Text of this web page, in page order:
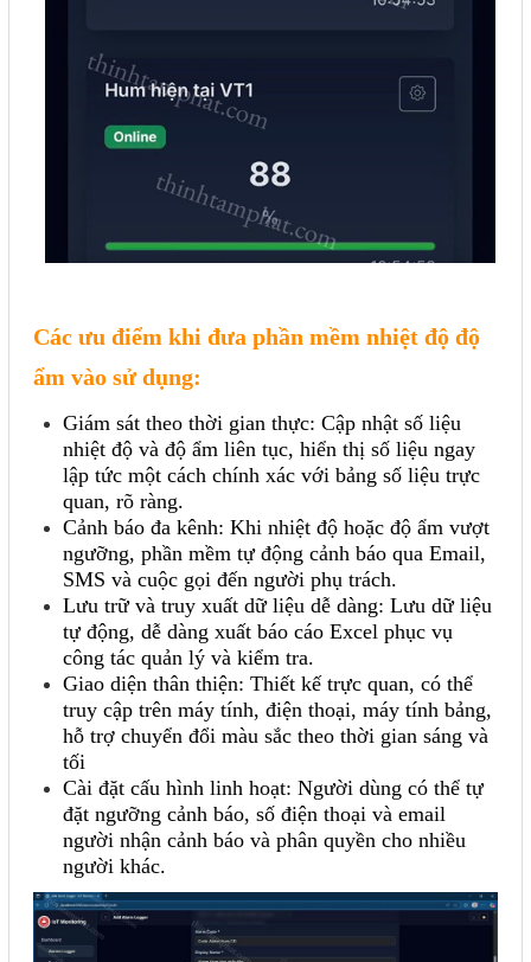
Các ưu điểm khi đưa phần mềm nhiệt độ độ
ẩm vào sử dụng:
Giám sát theo thời gian thực: Cập nhật số liệu
nhiệt độ và độ ẩm liên tục, hiển thị số liệu ngay
lập tức một cách chính xác với bảng số liệu trực
quan, rõ ràng.
Cảnh báo đa kênh: Khi nhiệt độ hoặc độ ẩm vượt
ngưỡng, phần mềm tự động cảnh báo qua Email,
SMS và cuộc gọi đến người phụ trách.
Lưu trữ và truy xuất dữ liệu dễ dàng: Lưu dữ liệu
tự động, dễ dàng xuất báo cáo Excel phục vụ
công tác quản lý và kiểm tra.
Giao diện thân thiện: Thiết kế trực quan, có thể
truy cập trên máy tính, điện thoại, máy tính bảng,
hỗ trợ chuyển đổi màu sắc theo thời gian sáng và
tối
Cài đặt cấu hình linh hoạt: Người dùng có thể tự
đặt ngưỡng cảnh báo, số điện thoại và email
người nhận cảnh báo và phân quyền cho nhiều
người khác.